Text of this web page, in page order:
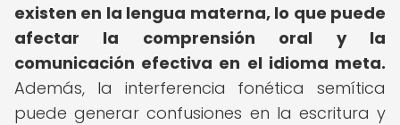
existen en la lengua materna, lo que puede
afectar la comprensión oral y la
comunicación efectiva en el idioma meta.
Además, la interferencia fonética semítica
puede generar confusiones en la escritura y